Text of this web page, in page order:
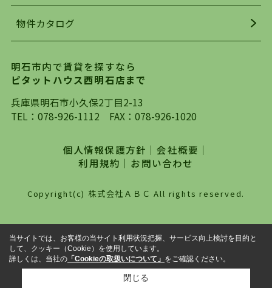
を行っており地域最大級の情報取扱量を誇ってお
ります。店頭で限られた物件をご紹介する、従来
自身でインターネットを利用し、理想のお部屋を
探していただき、選択していただいた物件情報に
対して、専門知識を持ったスタッフがサポートさ
せていただくスタイルを心がけております。私た
は、一度だけでは終わらない、お客様との末長い
お付き合いです。初めての一人暮らしから、就
職・ご結婚・売買物件の購入、などなど一生涯に
わたる、良きアドバイザーとして、地域に密着し
た営業スタイルで様々なお役立ちができればと強
わせください。
物件カタログ
明石市内で賃貸を探すなら
ピタットハウス西明石店まで
兵庫県明石市小久保2丁目2-13
TEL： 078-926-1112 FAX：078-926-1020
個人情報保護方針 ｜会社概要 ｜
利用規約 ｜ お問い合わせ
Copyright(c) 株式会社ＡＢＣ All rights reserved.
当サイトでは、お客様の当サイト利用状況把握、サービス向上検討を目的と
して、クッキー（Cookie）を使用しています。
詳しくは、当社の 「Cookieの取扱いについて」 をご確認ください。
閉じる